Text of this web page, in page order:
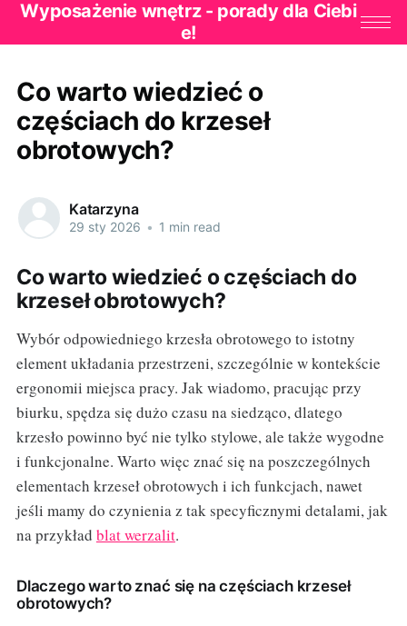
Wyposażenie wnętrz - porady dla Ciebi
e!
Co warto wiedzieć o
częściach do krzeseł
obrotowych?
Katarzyna
29 sty 2026 • 1 min read
Co warto wiedzieć o częściach do
krzeseł obrotowych?
Wybór odpowiedniego krzesła obrotowego to istotny
element układania przestrzeni, szczególnie w kontekście
ergonomii miejsca pracy. Jak wiadomo, pracując przy
biurku, spędza się dużo czasu na siedząco, dlatego
krzesło powinno być nie tylko stylowe, ale także wygodne
i funkcjonalne. Warto więc znać się na poszczególnych
elementach krzeseł obrotowych i ich funkcjach, nawet
jeśli mamy do czynienia z tak specyficznymi detalami, jak
na przykład blat werzalit.
Dlaczego warto znać się na częściach krzeseł
obrotowych?